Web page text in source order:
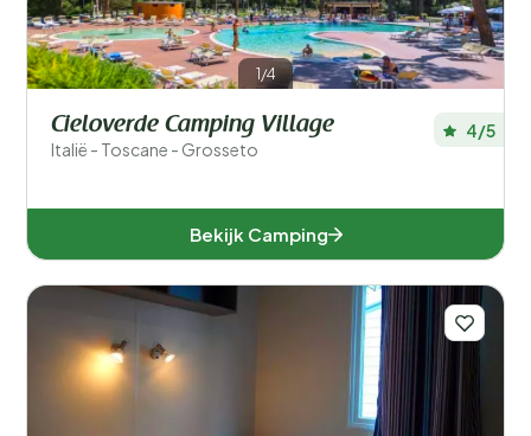
1/4
Cieloverde Camping Village
Italië - Toscane - Grosseto
4/5
Bekijk Camping